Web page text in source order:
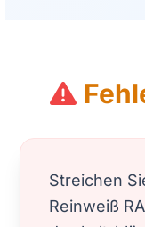
Streichen
Reinweiß